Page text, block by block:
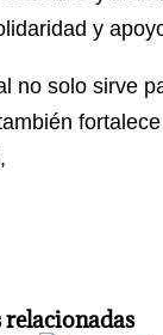
y
no solo sirve
relacionadas